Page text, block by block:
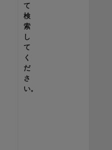
て
検
索
し
て
く
だ
さ
い。